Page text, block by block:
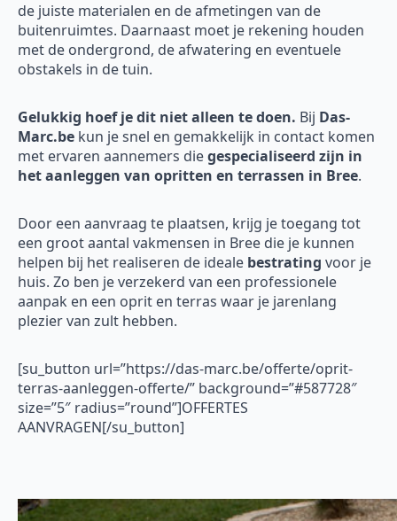
de juiste materialen en de afmetingen van de
buitenruimtes. Daarnaast moet je rekening houden
met de ondergrond, de afwatering en eventuele
obstakels in de tuin.
Gelukkig hoef je dit niet alleen te doen. Bij Das-
Marc.be kun je snel en gemakkelijk in contact komen
met ervaren aannemers diegespecialiseerd zijn in
het aanleggen van opritten en terrassen in Bree.
Door een aanvraag te plaatsen, krijg je toegang tot
een groot aantal vakmensen in Bree die je kunnen
helpen bij het realiseren de ideale bestrating voor je
huis. Zo ben je verzekerd van een professionele
aanpak en een oprit en terras waar je jarenlang
plezier van zult hebben.
[su_button url=”https://das-marc.be/offerte/oprit-
terras-aanleggen-offerte/” background=”#587728″
size=”5″ radius=”round”]OFFERTES
AANVRAGEN[/su_button]